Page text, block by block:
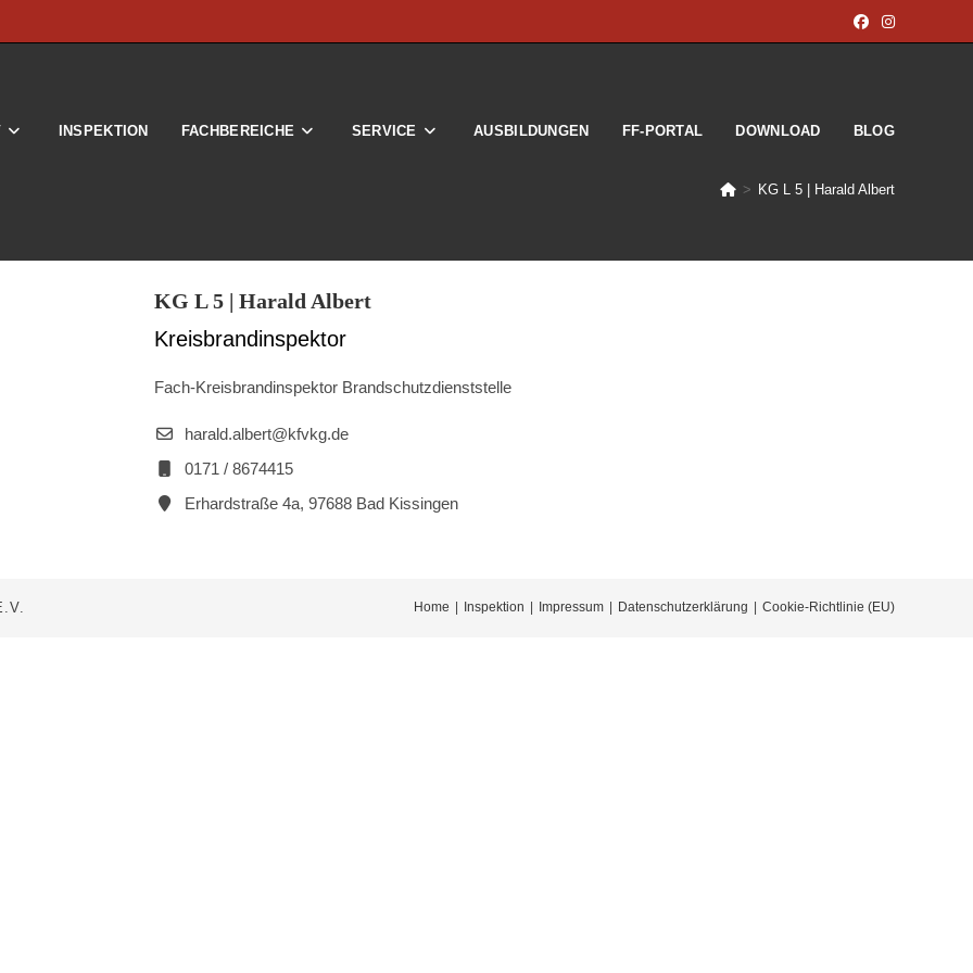
INSPEKTION FACHBEREICHE SERVICE AUSBILDUNGEN FF-PORTAL DOWNLOAD BLOG
> KG L 5 | Harald Albert
KG L 5 | Harald Albert
Kreisbrandinspektor
Fach-Kreisbrandinspektor Brandschutzdienststelle
harald.albert@kfvkg.de
0171 / 8674415
Erhardstraße 4a, 97688 Bad Kissingen
Home Inspektion Impressum Datenschutzerklärung Cookie-Richtlinie (EU)